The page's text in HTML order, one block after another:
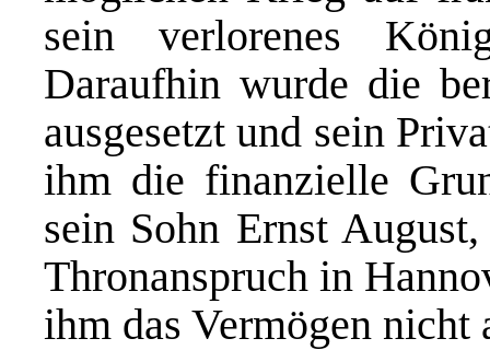
sein verlorenes
Daraufhin wurde die
ausgesetzt und sein
ihm die finanzielle
sein Sohn Ernst
Thronanspruch in
ihm das Vermögen nicht